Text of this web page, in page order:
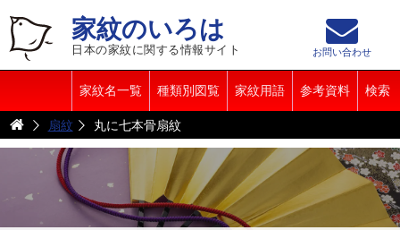
家紋のいろは
日本の家紋に関する情報サイト
家紋名一覧 種類別図覧 家紋用語 参考資料 検索
お問い合わせ
扇紋 丸に七本骨扇紋